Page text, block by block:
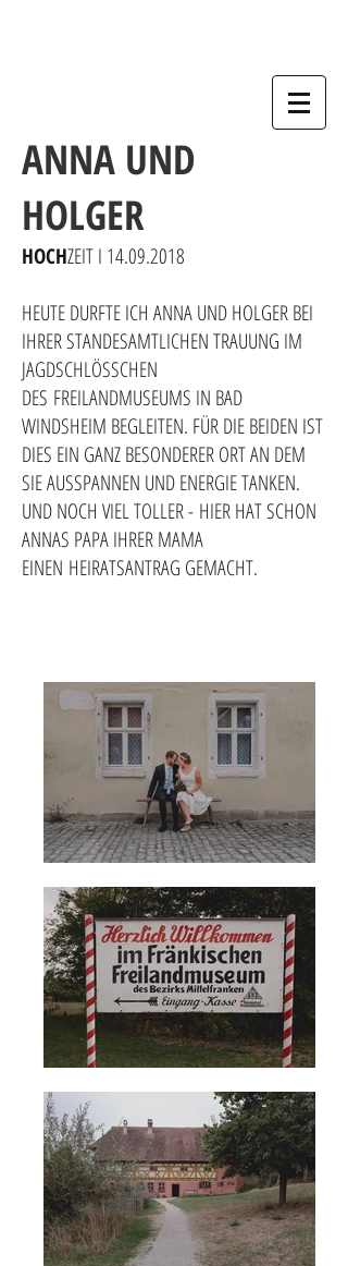
ANNA UND
HOLGER
HOCHZEITI 14.09.2018
HEUTE DURFTE ICH ANNA UND HOLGER BEI
IHRER STANDESAMTLICHEN TRAUUNG IM
JAGDSCHLÖSSCHEN
DES FREILANDMUSEUMS IN BAD
WINDSHEIM BEGLEITEN. FÜR DIE BEIDEN IST
DIES EIN GANZ BESONDERER ORT AN DEM
SIE AUSSPANNEN UND ENERGIE TANKEN.
UND NOCH VIEL TOLLER - HIER HAT SCHON
ANNAS PAPA IHRER MAMA
EINEN HEIRATSANTRAG GEMACHT.